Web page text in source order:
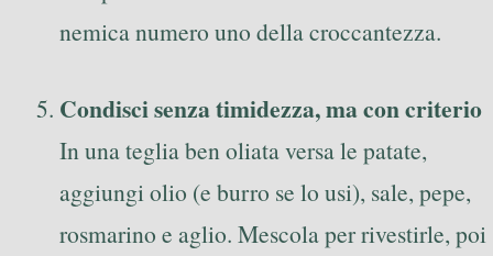
nemica numero uno della croccantezza.
Condisci senza timidezza, ma con criterio
In una teglia ben oliata versa le patate,
aggiungi olio (e burro se lo usi), sale, pepe,
rosmarino e aglio. Mescola per rivestirle, poi